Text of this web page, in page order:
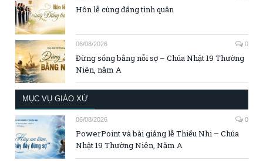
Hôn lễ cùng đấng tình quân
06/08/2026 0
Đừng sống bằng nỗi sợ – Chúa Nhật 19 Thường
Niên, năm A
MỤC VỤ GIÁO XỨ
06/08/2026 0
PowerPoint và bài giảng lễ Thiếu Nhi – Chúa
Nhật 19 Thường Niên, Năm A